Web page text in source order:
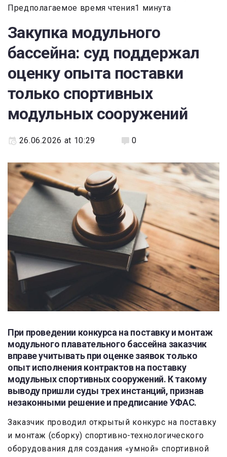
Предполагаемое время чтения1 минута
Закупка модульного
бассейна: суд поддержал
оценку опыта поставки
только спортивных
модульных сооружений
26.06.2026 at 10:29 0
При проведении конкурса на поставку и монтаж
модульного плавательного бассейна заказчик
вправе учитывать при оценке заявок только
опыт исполнения контрактов на поставку
модульных спортивных сооружений. К такому
выводу пришли суды трех инстанций, признав
незаконными решение и предписание УФАС.
Заказчик проводил открытый конкурс на поставку
и монтаж (сборку) спортивно-технологического
оборудования для создания «умной» спортивной